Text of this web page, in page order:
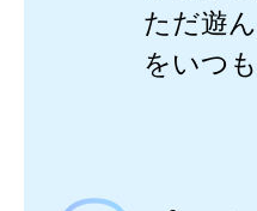
ただ遊
をいつ